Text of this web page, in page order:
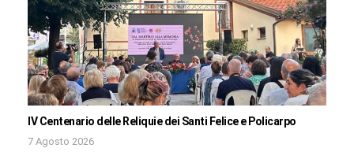
IV Centenario delle Reliquie dei Santi Felice e Policarpo
7 Agosto 2026